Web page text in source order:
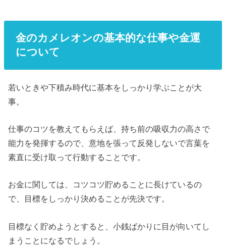
金のカメレオンの基本的な仕事や金運
について
若いときや下積み時代に基本をしっかり学ぶことが大
事。
仕事のコツを教えてもらえば、持ち前の吸収力の高さで
能力を発揮するので、意地を張って反発しないで言葉を
素直に受け取って行動することです。
お金に関しては、コツコツ貯めることに長けているの
で、目標をしっかり決めることが先決です。
目標なく貯めようとすると、小銭ばかりに目が向いてし
まうことになるでしょう。